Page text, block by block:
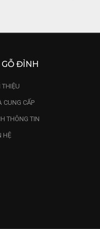
bình an và thuận buồm
các tuổi Dần, Tỵ, Hợi
GỖ ĐỈNH
THIỆU
CUNG CẤP
THÔNG TIN
HỆ